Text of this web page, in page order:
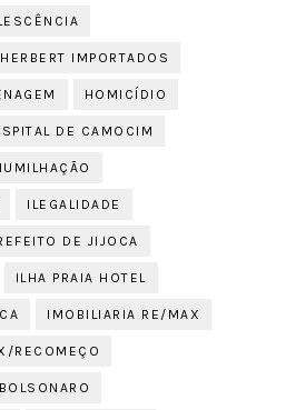
HERBERT IMPORTADOS
HOMICÍDIO
DE CAMOCIM
ILEGALIDADE
DE JIJOCA
ILHA PRAIA HOTEL
IMOBILIARIA RE/MAX
RECOMEÇO